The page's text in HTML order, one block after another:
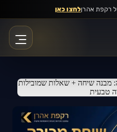
רקפת אהרןלחצו כאן
מבנה שיחה + שאלות שמובילות
טבעית